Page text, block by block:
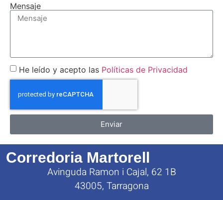
Mensaje
He leído y acepto las Políticas de Privacidad
Enviar
Corredoria Martorell
Avinguda Ramon i Cajal, 62 1B
43005, Tarragona